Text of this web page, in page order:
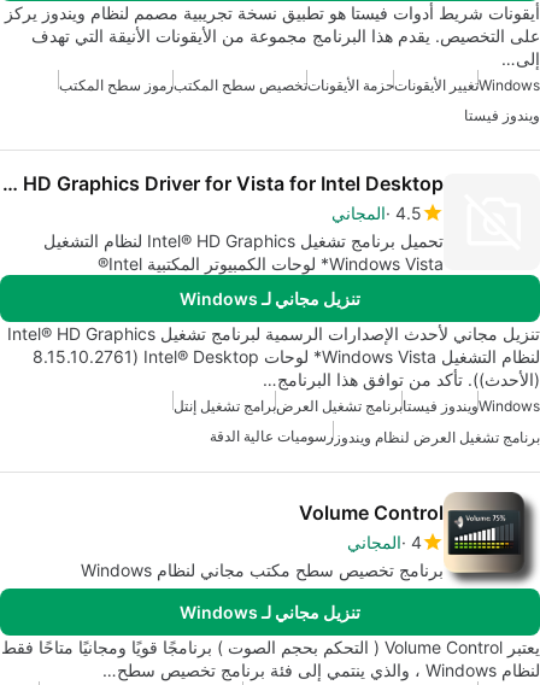
أيقونات شريط أدوات فيستا هو تطبيق نسخة تجريبية مصمم لنظام ويندوز يركز
على التخصيص. يقدم هذا البرنامج مجموعة من الأيقونات الأنيقة التي تهدف
إلى…
Windowsتغيير الأيقوناتحزمة الأيقوناتتخصيص سطح المكتبرموز سطح المكتب
ويندوز فيستا
Intel HD Graphics Driver for Vista for Intel Desktop
4.5 المجاني
تحميل برنامج تشغيل Intel® HD Graphics لنظام التشغيل
Windows Vista* لوحات الكمبيوتر المكتبية Intel®
تنزيل مجاني لـ Windows
تنزيل مجاني لأحدث الإصدارات الرسمية لبرنامج تشغيل Intel® HD Graphics
لنظام التشغيل Windows Vista* لوحات Intel® Desktop (8.15.10.2761
(الأحدث)). تأكد من توافق هذا البرنامج…
Windowsويندوز فيستابرنامج تشغيل العرضبرامج تشغيل إنتل
برنامج تشغيل العرض لنظام ويندوز رسوميات عالية الدقة
Volume Control
4 المجاني
برنامج تخصيص سطح مكتب مجاني لنظام Windows
تنزيل مجاني لـ Windows
يعتبر Volume Control ( التحكم بحجم الصوت ) برنامجًا قويًا ومجانيًا متاحًا فقط
لنظام Windows ، والذي ينتمي إلى فئة برنامج تخصيص سطح…